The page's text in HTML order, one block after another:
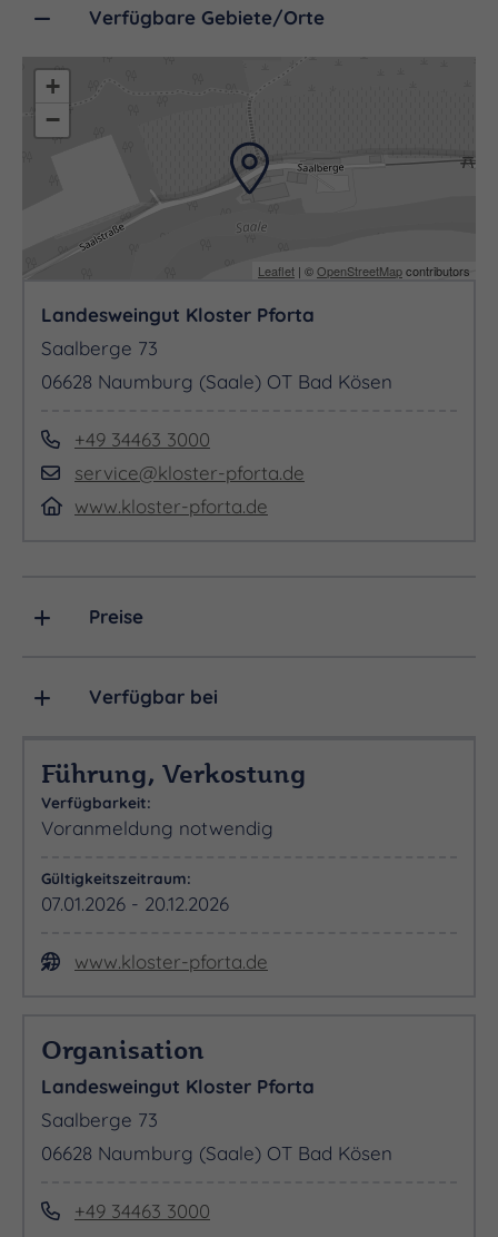
Verfügbare Gebiete/Orte
+
−
Leaflet | ©OpenStreetMapcontributors
Landesweingut Kloster Pforta
Saalberge 73
06628 Naumburg (Saale) OT Bad Kösen
+49 34463 3000
service@kloster-pforta.de
www.kloster-pforta.de
Preise
Verfügbar bei
Führung, Verkostung
Verfügbarkeit:
Voranmeldung notwendig
Gültigkeitszeitraum:
07.01.2026 - 20.12.2026
www.kloster-pforta.de
Organisation
Landesweingut Kloster Pforta
Saalberge 73
06628 Naumburg (Saale) OT Bad Kösen
+49 34463 3000